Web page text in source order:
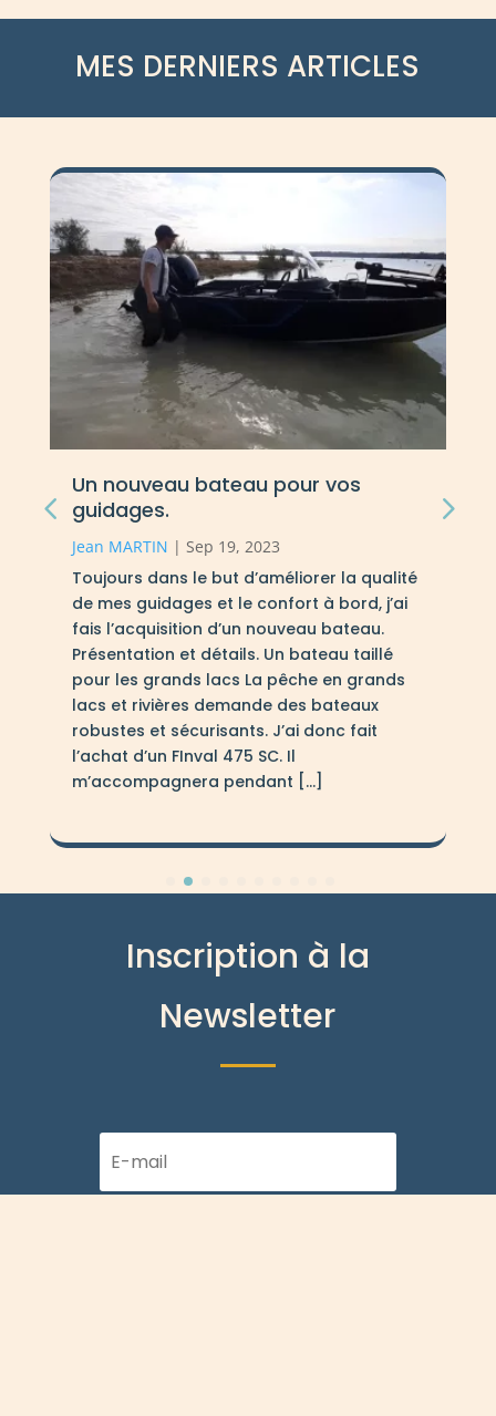
MES DERNIERS ARTICLES
La pêche de la perche aux leurres
souples.
Jean MARTIN | Jan 8, 2024
La pêche de la perche aux leurres souples
navigue entre simplicité et complexité. En
effet, beaucoup ont débuté avec quelques
souples et têtes plombées, une pêche
facile a mettre en oeuvre et trés prenante.
A l’inverse certaines recherches
spécifiques aux leurres souple demandent
beaucoup de réflexion et de pratique.
Retour sur cette pêche aux nombreuses
Inscription à la
Newsletter